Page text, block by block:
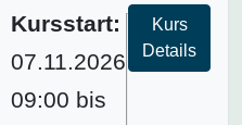
Kursstart:
07.11.2026
09:00 bis
Kurs
Details